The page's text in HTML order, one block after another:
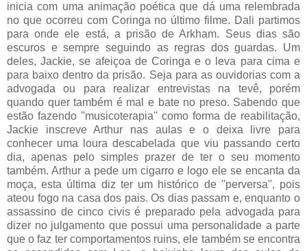
inicia com uma animação poética que dá uma relembrada
no que ocorreu com Coringa no último filme. Dali partimos
para onde ele está, a prisão de Arkham. Seus dias são
escuros e sempre seguindo as regras dos guardas. Um
deles, Jackie, se afeiçoa de Coringa e o leva para cima e
para baixo dentro da prisão. Seja para as ouvidorias com a
advogada ou para realizar entrevistas na tevê, porém
quando quer também é mal e bate no preso. Sabendo que
estão fazendo ''musicoterapia'' como forma de reabilitação,
Jackie inscreve Arthur nas aulas e o deixa livre para
conhecer uma loura descabelada que viu passando certo
dia, apenas pelo simples prazer de ter o seu momento
também. Arthur a pede um cigarro e logo ele se encanta da
moça, esta última diz ter um histórico de ''perversa'', pois
ateou fogo na casa dos pais. Os dias passam e, enquanto o
assassino de cinco civis é preparado pela advogada para
dizer no julgamento que possui uma personalidade a parte
que o faz ter comportamentos ruins, ele também se encontra